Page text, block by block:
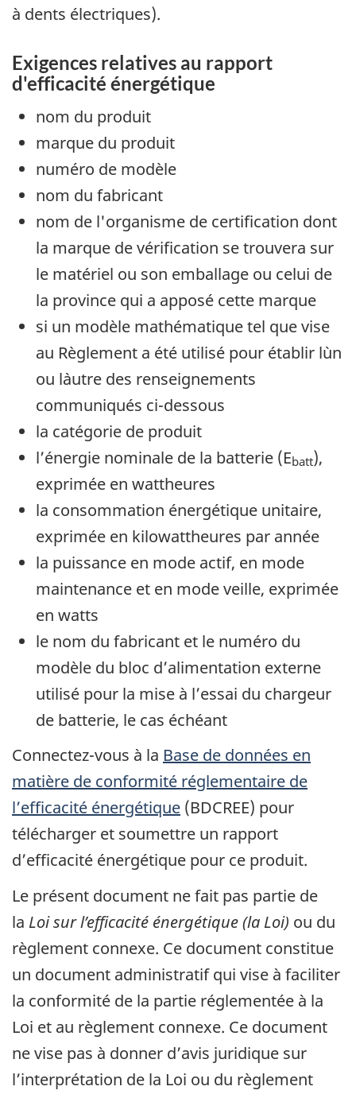
à dents électriques).
Exigences relatives au rapport
d'efficacité énergétique
nom du produit
marque du produit
numéro de modèle
nom du fabricant
nom de l'organisme de certification dont
la marque de vérification se trouvera sur
le matériel ou son emballage ou celui de
la province qui a apposé cette marque
si un modèle mathématique tel que vise
au Règlement a été utilisé pour établir l`un
ou l`autre des renseignements
communiqués ci-dessous
la catégorie de produit
l’énergie nominale de la batterie (Ebatt),
exprimée en wattheures
la consommation énergétique unitaire,
exprimée en kilowattheures par année
la puissance en mode actif, en mode
maintenance et en mode veille, exprimée
en watts
le nom du fabricant et le numéro du
modèle du bloc d’alimentation externe
utilisé pour la mise à l’essai du chargeur
de batterie, le cas échéant
Connectez-vous à la Base de données en
matière de conformité réglementaire de
l’efficacité énergétique (BDCREE) pour
télécharger et soumettre un rapport
d’efficacité énergétique pour ce produit.
Le présent document ne fait pas partie de
la Loi sur l’efficacité énergétique (la Loi) ou du
règlement connexe. Ce document constitue
un document administratif qui vise à faciliter
la conformité de la partie réglementée à la
Loi et au règlement connexe. Ce document
ne vise pas à donner d’avis juridique sur
l’interprétation de la Loi ou du règlement